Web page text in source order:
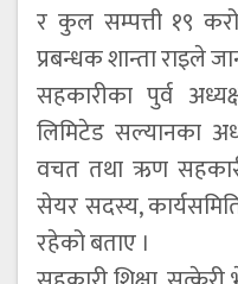
र कुल सम्पत्ती १९
प्रबन्धक शान्ता राइले
सहकारीका पुर्व
लिमिटेड सल्यानका
वचत तथा ऋण
सेयर सदस्य,
रहेको बताए ।